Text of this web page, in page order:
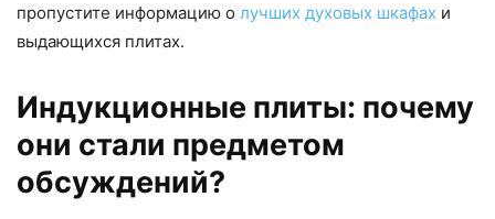
пропустите информацию о лучших духовых шкафах и
выдающихся плитах.
Индукционные плиты: почему
они стали предметом
обсуждений?